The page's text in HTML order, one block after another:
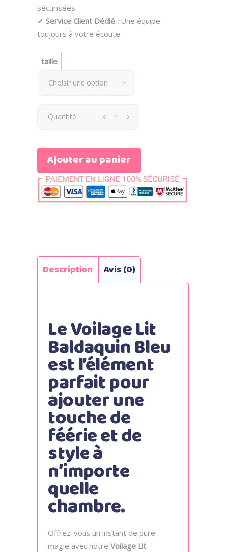
sécurisées.
✓ Service Client Dédié : Une équipe
toujours à votre écoute.
taille
Choisir une option
Quantité
Ajouter au panier
Description Avis (0)
Le Voilage Lit
Baldaquin Bleu
est l’élément
parfait pour
ajouter une
touche de
féérie et de
style à
n’importe
quelle
chambre.
Offrez-vous un instant de pure
magie avec notre Voilage Lit